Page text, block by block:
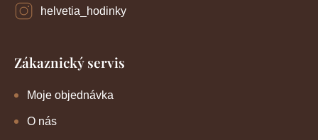
helvetia_hodinky
Zákaznický servis
Moje objednávka
O nás